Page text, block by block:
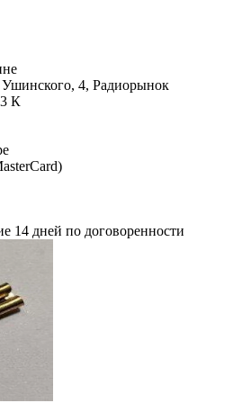
4, Радиорынок
К
14 дней по договоренности